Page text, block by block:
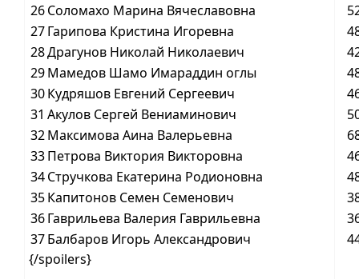
26Соломахо Марина Вячеславовна
27Гарипова Кристина Игоревна
28Драгунов Николай Николаевич
29Мамедов Шамо Имараддин оглы
30Кудряшов Евгений Сергеевич
31 Акулов Сергей Вениаминович
32Максимова Аина Валерьевна
33Петрова Виктория Викторовна
34Стручкова Екатерина Родионовна
35Капитонов Семен Семенович
36Гаврильева Валерия Гаврильевна
37Балбаров Игорь Александрович
{/spoilers}